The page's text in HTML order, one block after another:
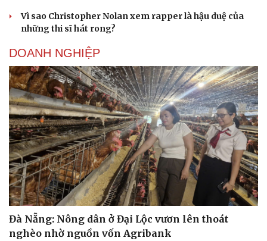
Vì sao Christopher Nolan xem rapper là hậu duệ của
những thi sĩ hát rong?
DOANH NGHIỆP
Đà Nẵng: Nông dân ở Đại Lộc vươn lên thoát
nghèo nhờ nguồn vốn Agribank